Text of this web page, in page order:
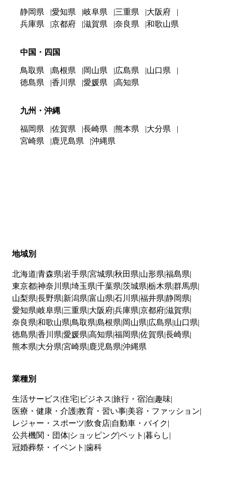
静岡県 愛知県 岐阜県 三重県
大阪府
兵庫県
京都府 滋賀県 奈良県 和歌山県
中国・四国
鳥取県 島根県 岡山県 広島県
山口県
徳島県
香川県 愛媛県 高知県
九州・沖縄
福岡県 佐賀県 長崎県 熊本県
大分県
宮崎県
鹿児島県 沖縄県
地域別
北海道 青森県 岩手県 宮城県 秋田県 山形県 福島県
東京都神奈川県 埼玉県 千葉県 茨城県 栃木県 群馬県
山梨県 長野県 新潟県 富山県 石川県 福井県 静岡県
愛知県 岐阜県 三重県 大阪府兵庫県 京都府滋賀県
奈良県 和歌山県 鳥取県 島根県 岡山県 広島県 山口県
徳島県 香川県 愛媛県 高知県 福岡県 佐賀県 長崎県
熊本県 大分県 宮崎県 鹿児島県 沖縄県
業種別
生活サービス 住宅 ビジネス 旅行・宿泊 趣味
医療・健康・介護教育・習い事 美容・ファッション
レジャー・スポーツ 飲食店 自動車・バイク
公共機関・団体 ショッピングペット 暮らし
冠婚葬祭・イベント 歯科